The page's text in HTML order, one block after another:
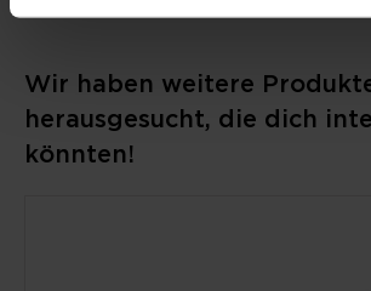
Wir haben weitere
herausgesucht, die dich
könnten!